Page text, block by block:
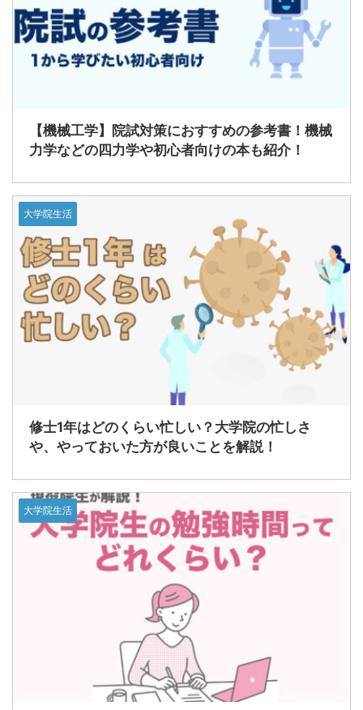
【機械工学】院試対策におすすめの参考書！機械
力学などの四力学や初心者向けの本も紹介！
大学院生活
修士1年はどのくらい忙しい？大学院の忙しさ
や、やっておいた方が良いことを解説！
大学院生活